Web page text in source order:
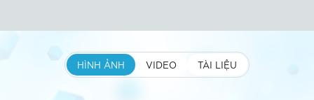
HÌNH ẢNH VIDEO TÀI LIỆU